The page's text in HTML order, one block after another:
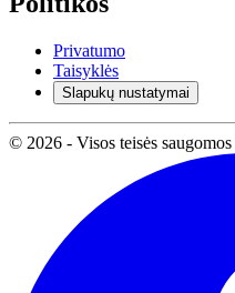
Privatumo
Taisyklės
Slapukų nustatymai
© 2026 - Visos teisės saugomos